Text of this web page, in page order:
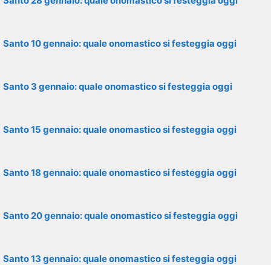
Santo 10 gennaio: quale onomastico si festeggia oggi
Santo 3 gennaio: quale onomastico si festeggia oggi
Santo 15 gennaio: quale onomastico si festeggia oggi
Santo 18 gennaio: quale onomastico si festeggia oggi
Santo 20 gennaio: quale onomastico si festeggia oggi
Santo 13 gennaio: quale onomastico si festeggia oggi